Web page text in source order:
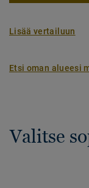
Lisää vertailuun
Etsi oman alueesi
Valitse